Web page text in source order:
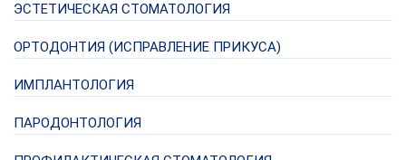
ЭСТЕТИЧЕСКАЯ СТОМАТОЛОГИЯ
ОРТОДОНТИЯ (ИСПРАВЛЕНИЕ ПРИКУСА)
ИМПЛАНТОЛОГИЯ
ПАРОДОНТОЛОГИЯ